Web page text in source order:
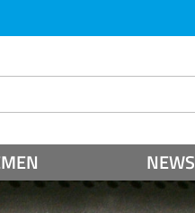
NEWS